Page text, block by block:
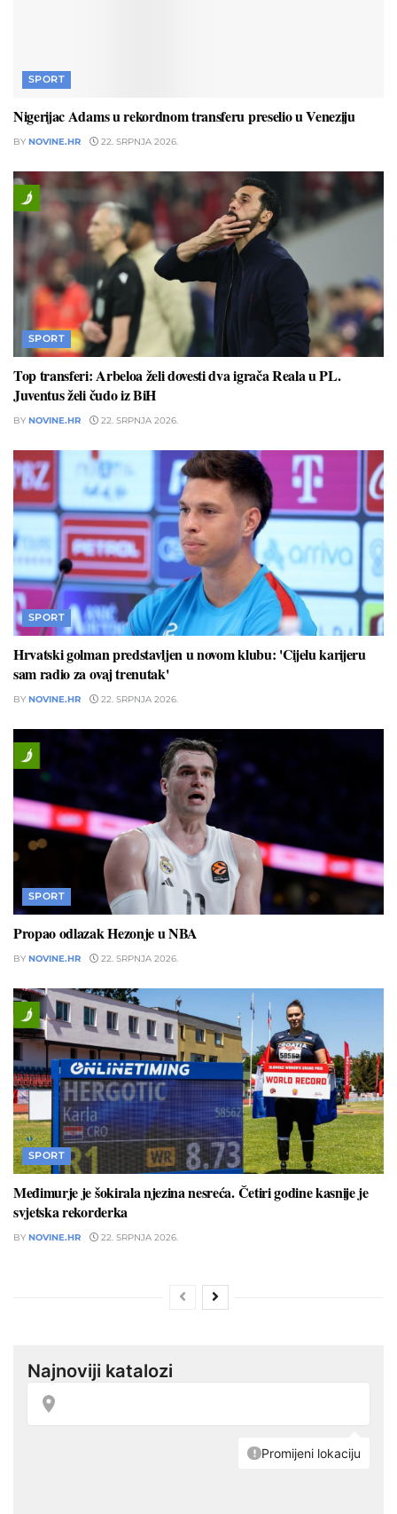
SPORT
Nigerijac Adams u rekordnom transferu preselio u Veneziju
BY NOVINE.HR 22. SRPNJA 2026.
SPORT
Top transferi: Arbeloa želi dovesti dva igrača Reala u PL.
Juventus želi čudo iz BiH
BY NOVINE.HR 22. SRPNJA 2026.
SPORT
Hrvatski golman predstavljen u novom klubu: 'Cijelu karijeru
sam radio za ovaj trenutak'
BY NOVINE.HR 22. SRPNJA 2026.
SPORT
Propao odlazak Hezonje u NBA
BY NOVINE.HR 22. SRPNJA 2026.
SPORT
Međimurje je šokirala njezina nesreća. Četiri godine kasnije je
svjetska rekorderka
BY NOVINE.HR 22. SRPNJA 2026.